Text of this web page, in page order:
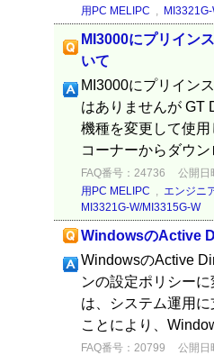
用PC MELIPC ,
MI3000にプリイン
いて
MI3000にプリイン
はありませんが GT
機種を変更して使
コーナーからダウ
FAQ番号：24736
公開日
用PC MELIPC , エンジニ
MI3321G-W/MI3315G-W
WindowsのActive
WindowsのActive
ンの設定ポリシー
は、システム運用
ことにより、
FAQ番号：20799 公開日